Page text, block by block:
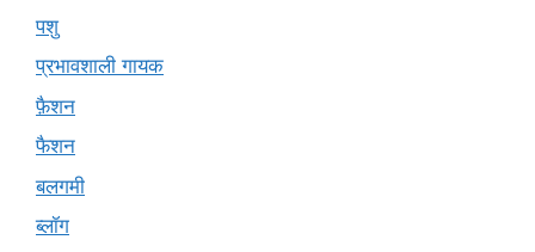
पशु
प्रभावशाली गायक
फ़ैशन
फैशन
बलगमी
ब्लॉग